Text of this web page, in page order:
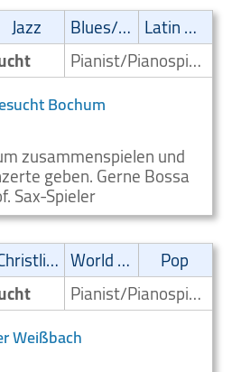
Jazz Blues/Swing
Latin Musik
Pianist/Pianospieler
Bochum
zusammenspielen und
geben. Gerne Bossa
Sax-Spieler
Christliche Musik World Music
Pop
Pianist/Pianospieler
Weißbach